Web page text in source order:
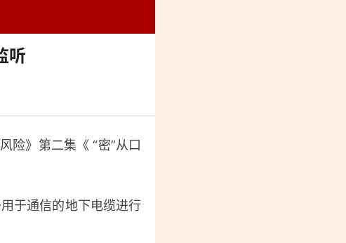
英烈纪念馆
听
》第二集《 “密”从口
于通信的地下电缆进行